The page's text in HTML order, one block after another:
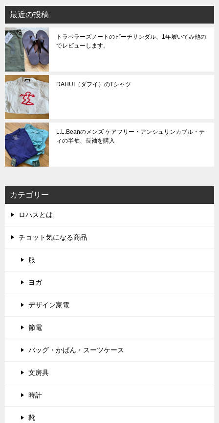
ョ
ン
最近の投稿
トラベラーズノートのビーチサンダル、1年履いてみ他の
でレビューします。
DAHUI（ダフイ）のTシャツ
L.L.Beanのメンズ ケアフリー・アンシュリンカブル・テ
ィの半袖、長袖を購入
カテゴリー
ロハスとは
チョット気になる商品
服
ヨガ
デザイン家電
節電
バッグ・かばん・スーツケース
文房具
時計
靴